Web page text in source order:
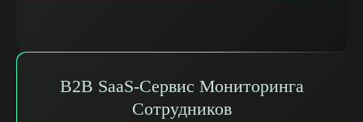
B2B SaaS-Сервис Мониторинга
Сотрудников